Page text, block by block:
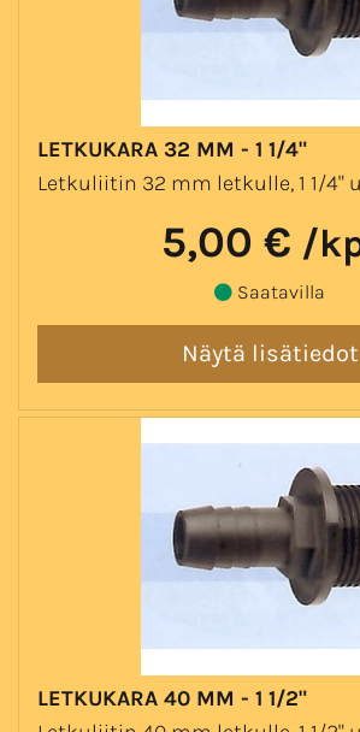
LETKUKARA 32 MM - 1 1/4"
Letkuliitin 32 mm letkulle, 1 1/4"
5,00 € /
Saatavilla
LETKUKARA 40 MM - 1 1/2"